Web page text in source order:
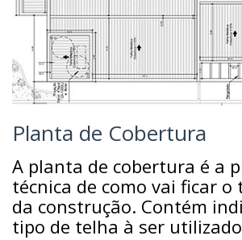
Planta de Cobertura
A planta de cobertura é a
técnica de como vai ficar o
da construção. Contém
tipo de telha à ser